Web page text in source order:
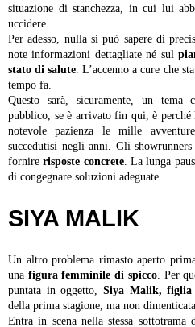
situazione di stanchezza, in cui lui
uccidere.
Per adesso, nulla si può sapere di
note informazioni dettagliate né sul
stato di salute . L’accenno a cure che
tempo fa.
Questo sarà, sicuramente, un
pubblico, se è arrivato fin qui, è perché
notevole pazienza le mille
succedutisi negli anni. Gli
fornirerisposte concrete. La lunga
di congegnare soluzioni adeguate.
SIYA MALIK
Un altro problema rimasto aperto
una figura femminile di spicco. Per
puntata in oggetto, Siya Malik, figlia
della prima stagione, ma non dimenticata.
Entra in scena nella stessa